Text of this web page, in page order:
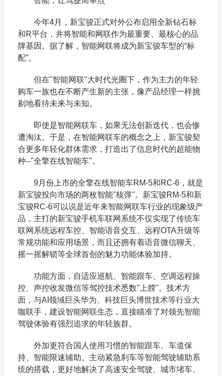
今年4月，新宝骏正式对外公布启用全新钻石标
和R平台，并将智能和网联作为最重要、最核心的品
牌基因。据了解，智能网联将成为新宝骏车型的“标
配”。
但在"智能网联"大时代光圈下，作为主力的年轻
购车一族也在不断产生新的主张，像产品经理一样挑
剔地看待未来与未知。
即使是智能网联车，如果无法创新迭代，也会惨
遭淘汰。于是，在智能网联车的概念之上，新宝骏契
合更多年轻化群体需求，打造出了信息时代的超能物
种--"全擎在线智能车"。
9月份上市的全擎在线智能车RM-5和RC-6，就是
新宝骏投向市场的两枚智能"核弹"。新宝骏RM-5和新
宝骏RC-6可以说是近年来智能网联车行业的现象级产
品，主打的新宝骏手机车联网系统不仅实现了传统车
联网系统远程车控、智能语音交互、远程OTA升级等
常规功能和应用场景，而且还拥有着语音微信聊天、
摇一摇解锁等全球首创的魅力功能体验加持。
功能方面，自适应巡航、智能跟车、空调远程操
控、声控收发微信等驾控技术悉数"上膛"。技术方
面，与AI领域巨头华为、科技巨头博世技术等行业大
咖联手，建设智能网联生态，直接瞄准了对领先智能
驾驶体验有强烈追求的年轻族群。
外加更符合国人使用习惯的智能跟车、车道保
持、智能限速辅助、主动紧急刹车等智能驾驶辅助系
统的搭载，更好地解决了高速安全驾驶、城市堵车、